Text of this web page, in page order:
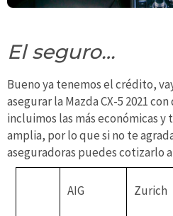
El seguro…
Bueno ya tenemos el crédito,
asegurar la Mazda CX-5 2021
incluimos las más económicas y
amplia, por lo que si no te
aseguradoras puedes cotizarlo
AIG Zurich